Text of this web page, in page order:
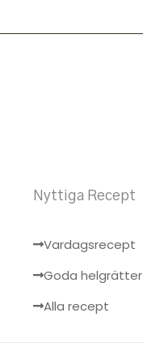
Nyttiga Recept
Vardagsrecept
Goda helgrätter
Alla recept